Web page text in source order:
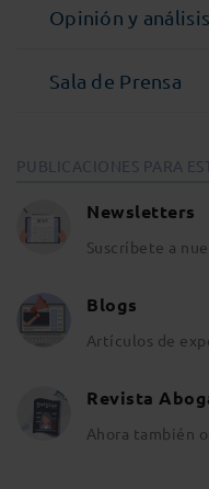
Opinión y análisis
Sala de Prensa
PUBLICACIONES PARA
Newsletters
Suscríbete a
Blogs
Artículos de
Revista
Ahora también